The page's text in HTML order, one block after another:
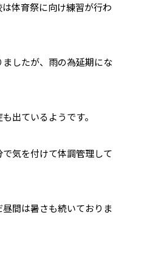
体育祭に向け練習が行わ
したが、雨の為延期にな
出ているようです。
気を付けて体調管理して
間は暑さも続いておりま